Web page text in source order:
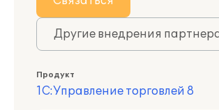
Другие внедрения
Продукт
1С:Управление торговлей 8